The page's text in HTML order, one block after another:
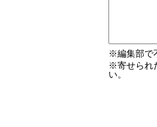
編集部で
寄せられ
い。